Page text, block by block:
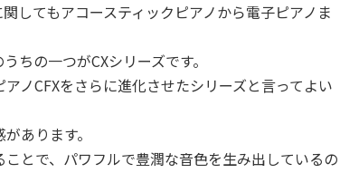
してもアコースティックピアノから電子ピアノま
ちの一つがCXシリーズです。
ノCFXをさらに進化させたシリーズと言ってよい
あります。
とで、パワフルで豊潤な音色を生み出しているの